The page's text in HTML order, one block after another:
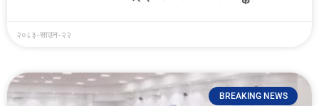
२०८३-साउन-२२
BREAKING NEWS